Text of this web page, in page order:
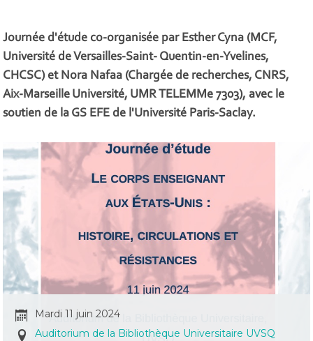
Journée d'étude co-organisée par Esther Cyna (MCF,
Université de Versailles-Saint- Quentin-en-Yvelines,
CHCSC) et Nora Nafaa (Chargée de recherches, CNRS,
Aix-Marseille Université, UMR TELEMMe 7303), avec le
soutien de la GS EFE de l'Université Paris-Saclay.
Mardi 11 juin 2024
Auditorium de la Bibliothèque Universitaire UVSQ